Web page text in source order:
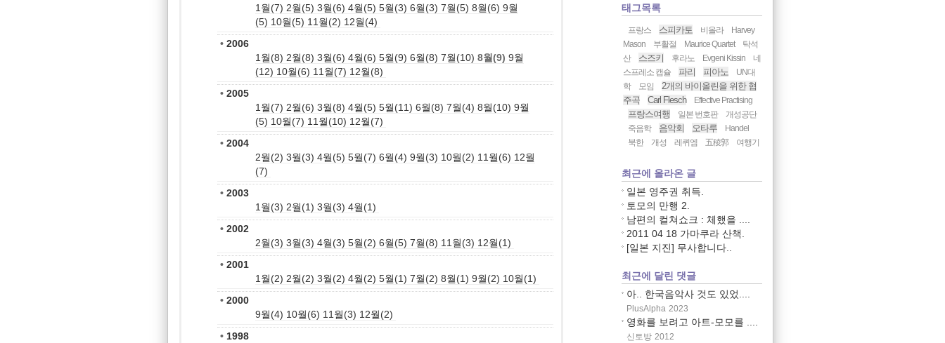
1월(7) 2월(5) 3월(6) 4월(5) 5월(3) 6월(3) 7월(5) 8월(6) 9월
(5) 10월(5) 11월(2) 12월(4)
• 2006
1월(8) 2월(8) 3월(6) 4월(6) 5월(9) 6월(8) 7월(10) 8월(9) 9월
(12) 10월(6) 11월(7) 12월(8)
• 2005
1월(7) 2월(6) 3월(8) 4월(5) 5월(11) 6월(8) 7월(4) 8월(10) 9월
(5) 10월(7) 11월(10) 12월(7)
• 2004
2월(2) 3월(3) 4월(5) 5월(7) 6월(4) 9월(3) 10월(2) 11월(6) 12월
(7)
• 2003
1월(3) 2월(1) 3월(3) 4월(1)
• 2002
2월(3) 3월(3) 4월(3) 5월(2) 6월(5) 7월(8) 11월(3) 12월(1)
• 2001
1월(2) 2월(2) 3월(2) 4월(2) 5월(1) 7월(2) 8월(1) 9월(2) 10월(1)
• 2000
9월(4) 10월(6) 11월(3) 12월(2)
• 1998
태그목록
프랑스 스피카토 비올라
Harvey
Mason
부활절 Maurice Quartet
탁석
산
스즈키 후라노 Evgeni Kissin
네
스프레소 캡슐
파리 피아노
UN대
학
모임
2개의 바이올린을 위한 협
주곡
Carl Flesch Effective Practising
프랑스여행 일본 번호판
개성공단
죽음학
음악회 오타루
Handel
북한
개성 레퀴엠 五稜郭 여행기
최근에 올라온 글
일본 영주권 취득.
토모의 만행 2.
남편의 컬쳐쇼크 : 체했을 ....
2011 04 18 가마쿠라 산책.
[일본 지진] 무사합니다..
최근에 달린 댓글
아.. 한국음악사 것도 있었....
PlusAlpha 2023
영화를 보려고 아트-모모를 ....
신토방 2012